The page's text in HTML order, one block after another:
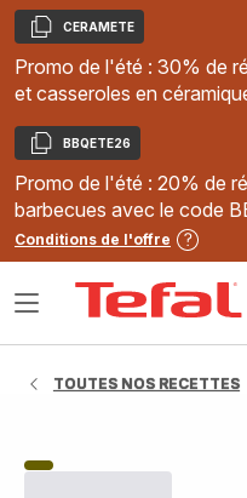
Copier
CERAMETE
Promo de l'été : 30% de
et casseroles en
Copier
BBQETE26
Promo de l'été : 20% de
barbecues avec le code
Conditions de l'offre
Ouvrir
TOUTES NOS RECETTES